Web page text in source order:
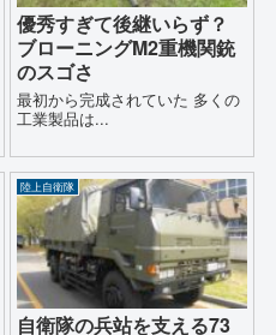
優秀すぎて後継いらず？
ブローニングM2重機関銃
のスゴさ
最初から完成されていた 多くの
工業製品は...
陸上自衛隊
自衛隊の兵站を支える73